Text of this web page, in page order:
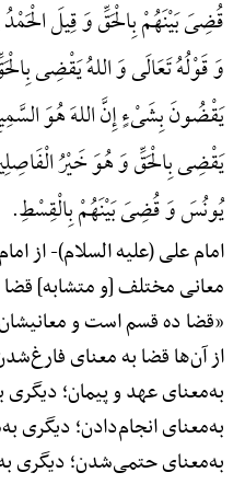
قُضِیَ بَیْنَهُمْ بِالْحَقِّ وَ قِیلَ
وَ قَوْلُهُ تَعَالَی وَ اللهُ یَقْضِی
یَقْضُونَ بِشَیْءٍ إِنَّ اللهَ هُوَ
یَقْضِی بِالْحَقِّ وَ هُوَ خَیْرُ
یُونُسَ وَ قُضِیَ بَیْنَهُمْ بِالْقِسْطِ.
امام علی (علیه السلام)-از
معانی مختلف [و متشابه]
«قضا ده قسم است و
از آن‌ها قضا به معنای
به‌معنای عهد و پیمان؛
به‌معنای انجام‌دادن؛
به‌معنای حتمی‌شدن؛ دیگری